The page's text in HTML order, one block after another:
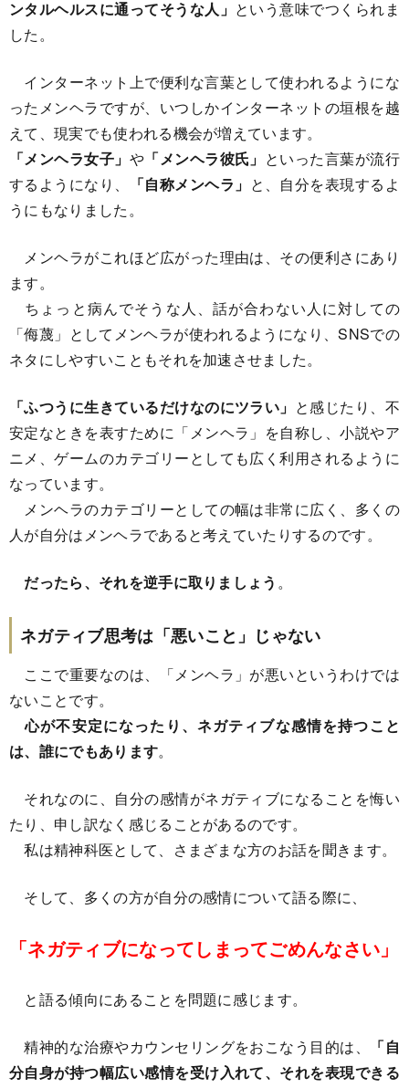
ンタルヘルスに通ってそうな人」 という意味でつくられま
した。
インターネット上で便利な言葉として使われるようにな
ったメンヘラですが、いつしかインターネットの垣根を越
えて、現実でも使われる機会が増えています。
「メンヘラ女子」 や 「メンヘラ彼氏」 といった言葉が流行
するようになり、
「自称メンヘラ」 と、自分を表現するよ
うにもなりました。
メンヘラがこれほど広がった理由は、その便利さにあり
ます。
ちょっと病んでそうな人、話が合わない人に対しての
「侮蔑」としてメンヘラが使われるようになり、SNSでの
ネタにしやすいこともそれを加速させました。
「ふつうに生きているだけなのにツラい」 と感じたり、不
安定なときを表すために「メンヘラ」を自称し、小説やア
ニメ、ゲームのカテゴリーとしても広く利用されるように
なっています。
メンヘラのカテゴリーとしての幅は非常に広く、多くの
人が自分はメンヘラであると考えていたりするのです。
だったら、それを逆手に取りましょう 。
ネガティブ思考は「悪いこと」じゃない
ここで重要なのは、「メンヘラ」が悪いというわけでは
ないことです。
心が不安定になったり、ネガティブな感情を持つこと
は、誰にでもあります。
それなのに、自分の感情がネガティブになることを悔い
たり、申し訳なく感じることがあるのです。
私は精神科医として、さまざまな方のお話を聞きます。
そして、多くの方が自分の感情について語る際に、
「ネガティブになってしまってごめんなさい」
と語る傾向にあることを問題に感じます。
精神的な治療やカウンセリングをおこなう目的は、
「自
分自身が持つ幅広い感情を受け入れて、それを表現できる